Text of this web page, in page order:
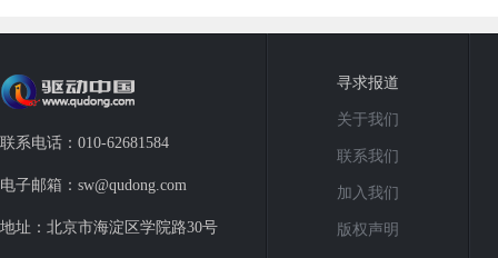
联系电话：010-62681584
电子邮箱：sw@qudong.com
地址：北京市海淀区学院路30号
寻求报道
关于我们
联系我们
加入我们
版权声明